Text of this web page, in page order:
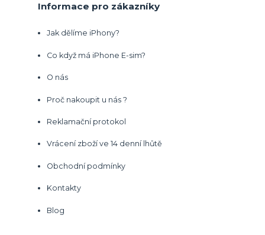
Informace pro zákazníky
Jak dělíme iPhony?
Co když má iPhone E-sim?
O nás
Proč nakoupit u nás ?
Reklamační protokol
Vrácení zboží ve 14 denní lhůtě
Obchodní podmínky
Kontakty
Blog